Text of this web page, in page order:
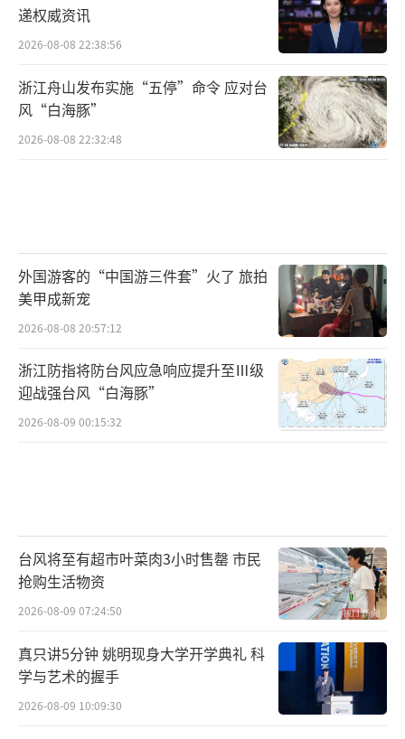
递权威资讯
2026-08-08 22:38:56
浙江舟山发布实施“五停”命令 应对台
风“白海豚”
2026-08-08 22:32:48
外国游客的“中国游三件套”火了 旅拍
美甲成新宠
2026-08-08 20:57:12
浙江防指将防台风应急响应提升至Ⅲ级
迎战强台风“白海豚”
2026-08-09 00:15:32
台风将至有超市叶菜肉3小时售罄 市民
抢购生活物资
2026-08-09 07:24:50
真只讲5分钟 姚明现身大学开学典礼 科
学与艺术的握手
2026-08-09 10:09:30